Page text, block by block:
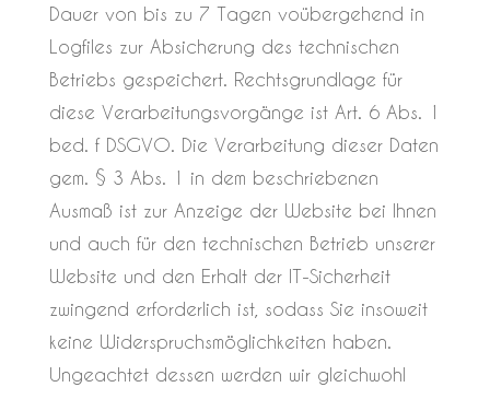
Dauer von bis zu 7 Tagen voübergehend in
Logfiles zur Absicherung des technischen
Betriebs gespeichert. Rechtsgrundlage für
diese Verarbeitungsvorgänge ist Art. 6 Abs. 1
bed. f DSGVO. Die Verarbeitung dieser Daten
gem. § 3 Abs. 1 in dem beschriebenen
Ausmaß ist zur Anzeige der Website bei Ihnen
und auch für den technischen Betrieb unserer
Website und den Erhalt der IT-Sicherheit
zwingend erforderlich ist, sodass Sie insoweit
keine Widerspruchsmöglichkeiten haben.
Ungeachtet dessen werden wir gleichwohl